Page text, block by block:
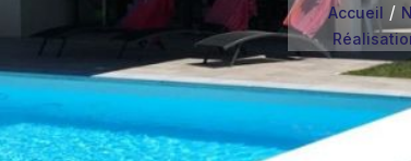
Accueil /